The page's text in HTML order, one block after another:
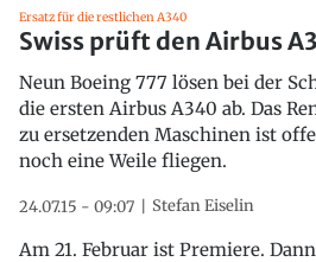
Ersatz für die restlichen A340
Swiss prüft den Airbus
Neun Boeing 777 lösen bei der
die ersten Airbus A340 ab. Das
zu ersetzenden Maschinen ist
noch eine Weile fliegen.
24.07.15 - 09:07 Stefan Eiselin
Am 21. Februar ist Premiere.